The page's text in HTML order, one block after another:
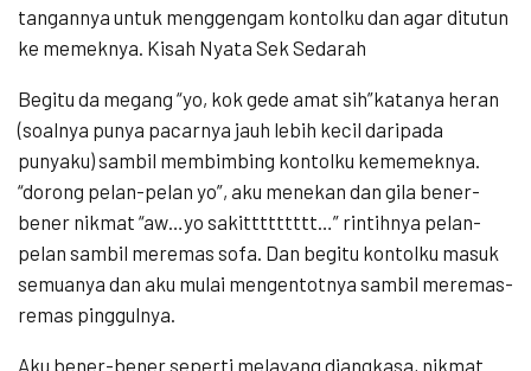
tangannya untuk menggengam kontolku dan agar ditutun
ke memeknya. Kisah Nyata Sek Sedarah
Begitu da megang “yo, kok gede amat sih”katanya heran
(soalnya punya pacarnya jauh lebih kecil daripada
punyaku) sambil membimbing kontolku kememeknya.
“dorong pelan-pelan yo”, aku menekan dan gila bener-
bener nikmat “aw…yo sakittttttttt…” rintihnya pelan-
pelan sambil meremas sofa. Dan begitu kontolku masuk
semuanya dan aku mulai mengentotnya sambil meremas-
remas pinggulnya.
Aku bener-bener seperti melayang diangkasa, nikmat